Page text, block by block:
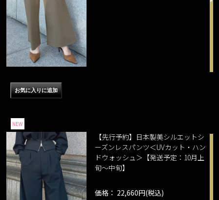
NEW
【先行予約】日本製美シルエットシ
ーズンレスパンツ＜UVカット・ハン
ドウォッシュ＞【発送予定：10月上
旬～中旬】
価格： 22,660円(税込)